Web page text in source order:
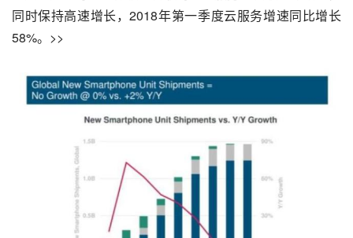
同时保持高速增长，2018年第一季度云服务增速同比增长
58%。>>